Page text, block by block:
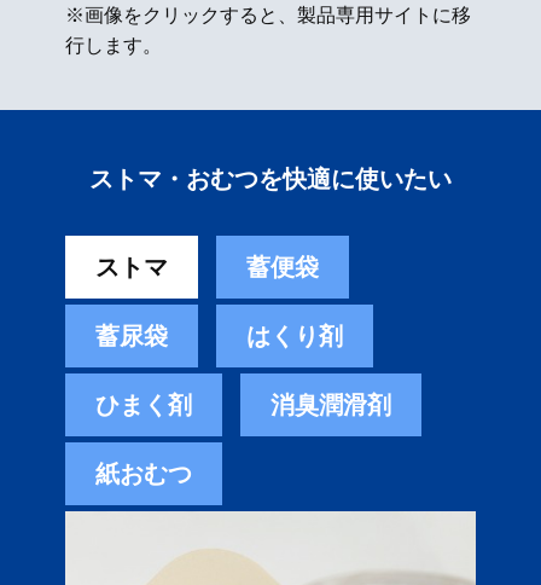
※画像をクリックすると、製品専用サイトに移
行します。
ストマ・おむつを快適に使いたい
ストマ 蓄便袋
蓄尿袋 はくり剤
ひまく剤 消臭潤滑剤
紙おむつ